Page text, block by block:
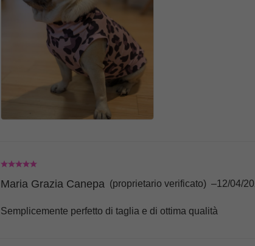
Maria Grazia Canepa (proprietario verificato) –12/04/
Semplicemente perfetto di taglia e di ottima qualità